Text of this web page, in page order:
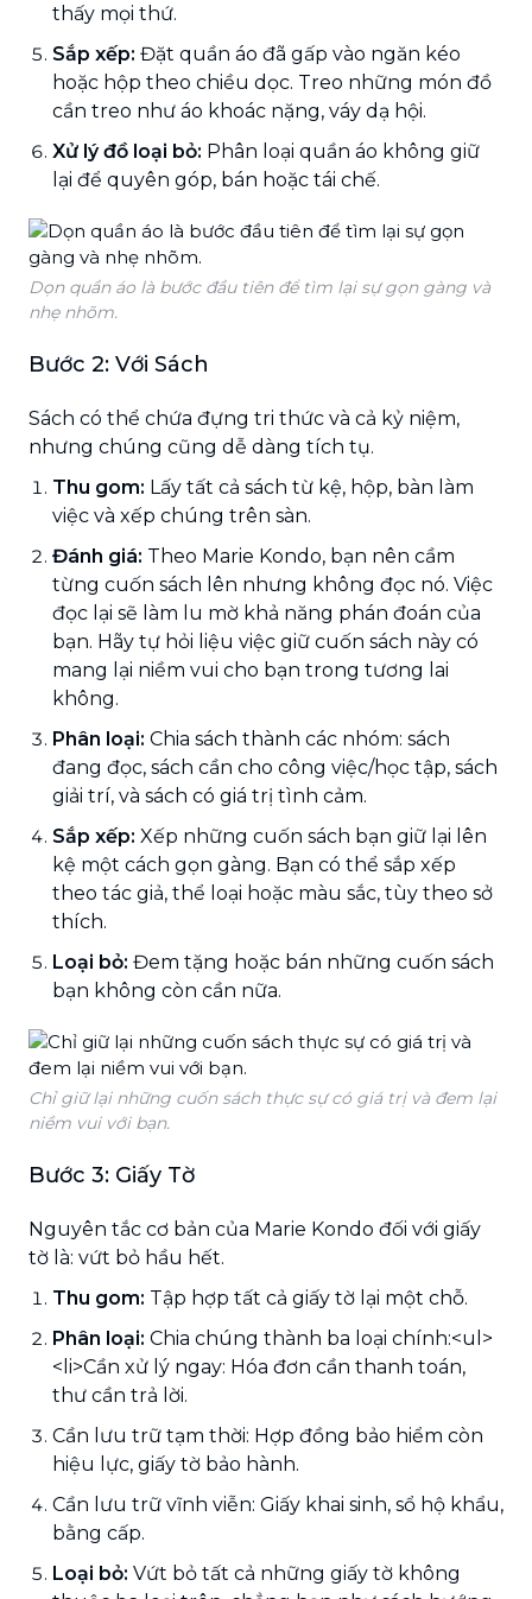
thấy mọi thứ.
Sắp xếp: Đặt quần áo đã gấp vào ngăn kéo
hoặc hộp theo chiều dọc. Treo những món đồ
cần treo như áo khoác nặng, váy dạ hội.
Xử lý đồ loại bỏ: Phân loại quần áo không giữ
lại để quyên góp, bán hoặc tái chế.
Dọn quần áo là bước đầu tiên để tìm lại sự gọn gàng và
nhẹ nhõm.
Bước 2: Với Sách
Sách có thể chứa đựng tri thức và cả kỷ niệm,
nhưng chúng cũng dễ dàng tích tụ.
Thu gom: Lấy tất cả sách từ kệ, hộp, bàn làm
việc và xếp chúng trên sàn.
Đánh giá: Theo Marie Kondo, bạn nên cầm
từng cuốn sách lên nhưng không đọc nó. Việc
đọc lại sẽ làm lu mờ khả năng phán đoán của
bạn. Hãy tự hỏi liệu việc giữ cuốn sách này có
mang lại niềm vui cho bạn trong tương lai
không.
Phân loại: Chia sách thành các nhóm: sách
đang đọc, sách cần cho công việc/học tập, sách
giải trí, và sách có giá trị tình cảm.
Sắp xếp: Xếp những cuốn sách bạn giữ lại lên
kệ một cách gọn gàng. Bạn có thể sắp xếp
theo tác giả, thể loại hoặc màu sắc, tùy theo sở
thích.
Loại bỏ: Đem tặng hoặc bán những cuốn sách
bạn không còn cần nữa.
Chỉ giữ lại những cuốn sách thực sự có giá trị và đem lại
niềm vui với bạn.
Bước 3: Giấy Tờ
Nguyên tắc cơ bản của Marie Kondo đối với giấy
tờ là: vứt bỏ hầu hết.
Thu gom: Tập hợp tất cả giấy tờ lại một chỗ.
Phân loại: Chia chúng thành ba loại chính:<ul>
<li>Cần xử lý ngay: Hóa đơn cần thanh toán,
thư cần trả lời.
Cần lưu trữ tạm thời: Hợp đồng bảo hiểm còn
hiệu lực, giấy tờ bảo hành.
Cần lưu trữ vĩnh viễn: Giấy khai sinh, sổ hộ khẩu,
bằng cấp.
Loại bỏ: Vứt bỏ tất cả những giấy tờ không